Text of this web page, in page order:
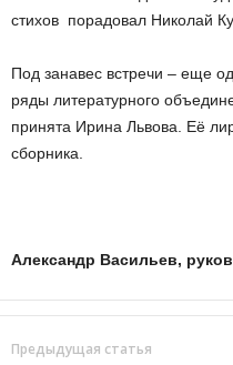
стихов порадовал Николай
Под занавес встречи – еще
ряды литературного
принята Ирина Львова. Её
сборника.
Александр Васильев,
Предыдущая статья